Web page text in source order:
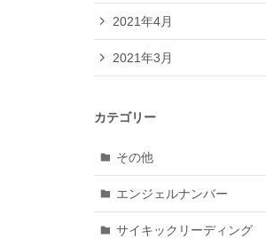
2021年4月
2021年3月
カテゴリー
その他
エンジェルナンバー
サイキックリーディング